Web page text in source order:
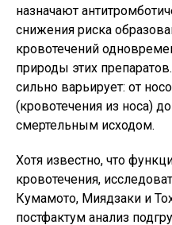
назначают
снижения риска
кровотечений
природы этих
сильно варьирует: от
(кровотечения из носа)
смертельным исходом.
Хотя известно, что
кровотечения,
Кумамото, Миядзаки и
постфактум анализ